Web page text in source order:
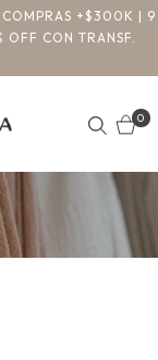
COMPRAS +$300K | 9
OFF CON TRANSF.
0